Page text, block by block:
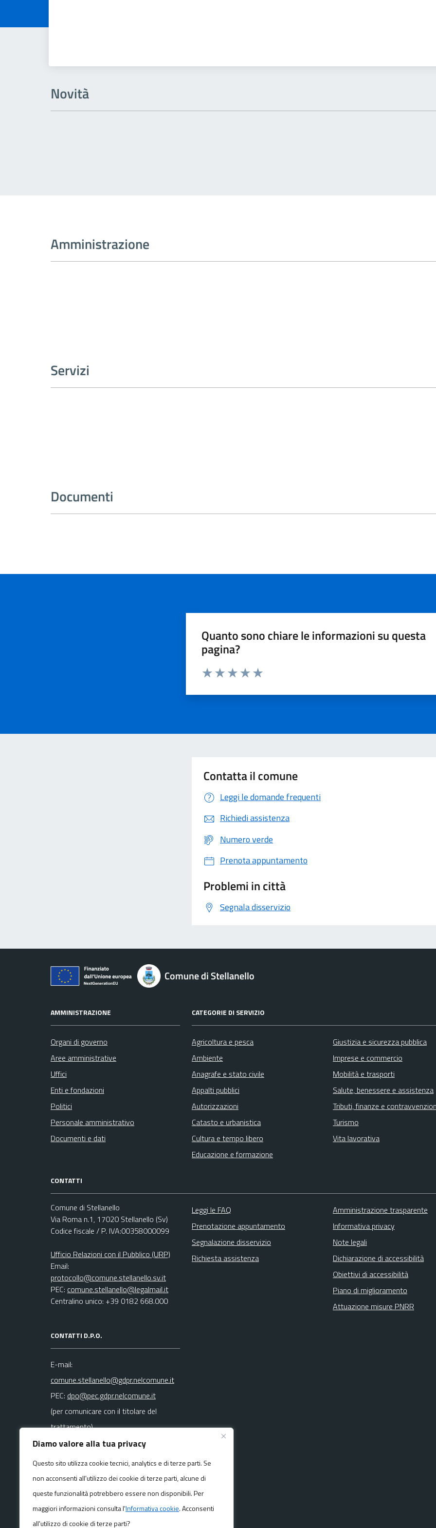
Diamo valore alla tua privacy
Questo sito utilizza cookie tecnici, analytics e di terze parti. Se
non acconsenti all'utilizzo dei cookie di terze parti, alcune di
queste funzionalità potrebbero essere non disponibili. Per
maggiori informazioni consulta l'Informativa cookie. Acconsenti
all'utilizzo di cookie di terze parti?
Novità
Amministrazione
Servizi
Documenti
Quanto sono chiare le informazioni su questa
pagina?
Contatta il comune
Leggi le domande frequenti
Richiedi assistenza
Numero verde
Prenota appuntamento
Problemi in città
Segnala disservizio
Comune di Stellanello
AMMINISTRAZIONE
Organi di governo
Aree amministrative
Uffici
Enti e fondazioni
Politici
Personale amministrativo
Documenti e dati
CATEGORIE DI SERVIZIO
Agricoltura e pesca
Ambiente
Anagrafe e stato civile
Appalti pubblici
Autorizzazioni
Catasto e urbanistica
Cultura e tempo libero
Educazione e formazione
Giustizia e sicurezza pubblica
Imprese e commercio
Mobilità e trasporti
Salute, benessere e assistenza
Tributi, finanze e
Turismo
Vita lavorativa
CONTATTI
Comune di Stellanello
Via Roma n.1, 17020 Stellanello (Sv)
Codice fiscale / P. IVA:00358000099
Ufficio Relazioni con il Pubblico (URP)
Email:
protocollo@comune.stellanello.sv.it
PEC: comune.stellanello@legalmail.it
Centralino unico: +39 0182 668.000
CONTATTI D.P.O.
E-mail:
comune.stellanello@gdpr.nelcomune.it
PEC: dpo@pec.gdpr.nelcomune.it
(per comunicare con il titolare del
trattamento)
La mail del DPO va usata SOLO per
questioni
riguardanti la privacy
Leggi le FAQ
Prenotazione appuntamento
Segnalazione disservizio
Richiesta assistenza
Amministrazione trasparente
Informativa privacy
Note legali
Dichiarazione di accessibilità
Obiettivi di accessibilità
Piano di miglioramento
Attuazione misure PNRR